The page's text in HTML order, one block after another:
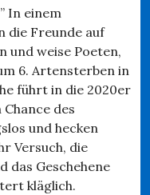
In einem
die Freunde auf
und weise Poeten,
6. Artensterben in
führt in die 2020er
des
und hecken
Versuch, die
das Geschehene
kläglich.